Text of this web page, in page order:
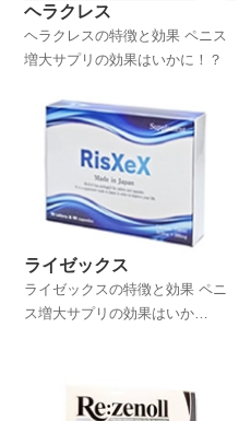
ヘラクレス
ヘラクレスの特徴と効果 ペニス
増大サプリの効果はいかに！？
ライゼックス
ライゼックスの特徴と効果 ペニ
ス増大サプリの効果はいか